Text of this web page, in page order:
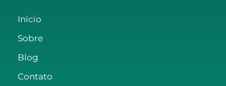
Início
Sobre
Blog
Contato